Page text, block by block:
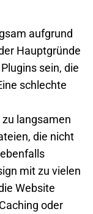
aufgrund
Hauptgründe
sein, die
schlechte
langsamen
die nicht
mit zu vielen
Website
oder